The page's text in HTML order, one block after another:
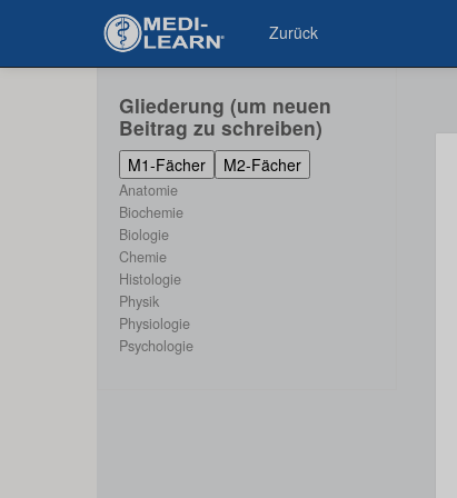
Zurück
Gliederung (um neuen
Beitrag zu schreiben)
M1-Fächer M2-Fächer
Anatomie
Biochemie
Biologie
Chemie
Histologie
Physik
Physiologie
Psychologie